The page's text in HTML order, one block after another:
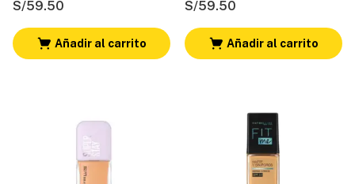
S/59.50
Añadir al carrito
S/59.50
Añadir al carrito